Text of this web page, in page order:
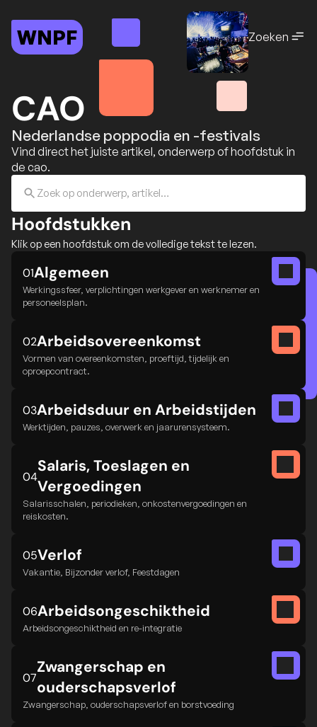
WNPF Zoeken
CAO
Nederlandse poppodia en -festivals
Vind direct het juiste artikel, onderwerp of hoofdstuk in
de cao.
Zoek op onderwerp, artikel…
Hoofdstukken
Klik op een hoofdstuk om de volledige tekst te lezen.
01Algemeen
Werkingssfeer, verplichtingen werkgever en werknemer en
personeelsplan.
02Arbeids­overeenkomst
Vormen van overeenkomsten, proeftijd, tijdelijk en
oproepcontract.
03Arbeidsduur en Arbeidstijden
Werktijden, pauzes, overwerk en jaarurensysteem.
04
Salaris, Toeslagen en
Vergoedingen
Salarisschalen, periodieken, onkostenvergoedingen en
reiskosten.
05Verlof
Vakantie, Bijzonder verlof, Feestdagen
06Arbeid­s­­­ongeschiktheid
Arbeidsongeschiktheid en re-integratie
07
Zwangerschap en
ouderschapsverlof
Zwangerschap, ouderschapsverlof en borstvoeding